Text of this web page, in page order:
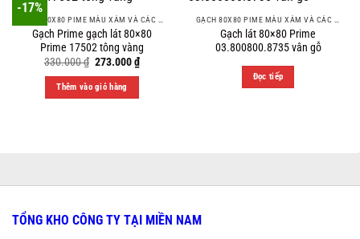
-17%
Gạch Prime gạch lát 80×80
Prime 17502 tông vàng
330.000₫ Original
was:
330.000 ₫.
273.000₫Current
price
Thêm vào giỏ hàng
Gạch lát 80×80 Prime
03.800800.8735 vân gỗ
Đọc tiếp
TỔNG KHO CÔNG TY TẠI MIỀN NAM